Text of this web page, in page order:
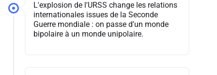
L'explosion de l'URSS change les relations
internationales issues de la Seconde
Guerre mondiale : on passe d'un monde
bipolaire à un monde unipolaire.